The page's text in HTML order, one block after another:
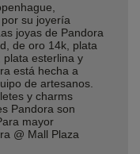
su joyería
joyas de Pandora
de oro 14k, plata
plata esterlina y
está hecha a
de artesanos.
y charms
Pandora son
mayor
@ Mall Plaza